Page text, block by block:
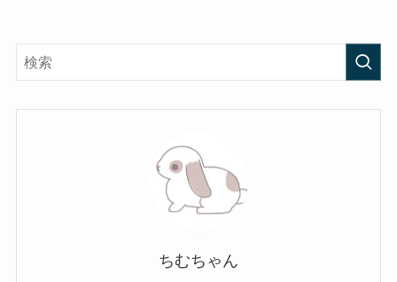
ちむちゃん